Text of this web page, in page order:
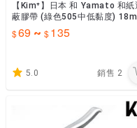
【Kim⁺】日本 和 Yamato 和紙遮
蔽膠帶 (綠色505中低黏度) 18m
69 ~ 135
5.0 銷售 2